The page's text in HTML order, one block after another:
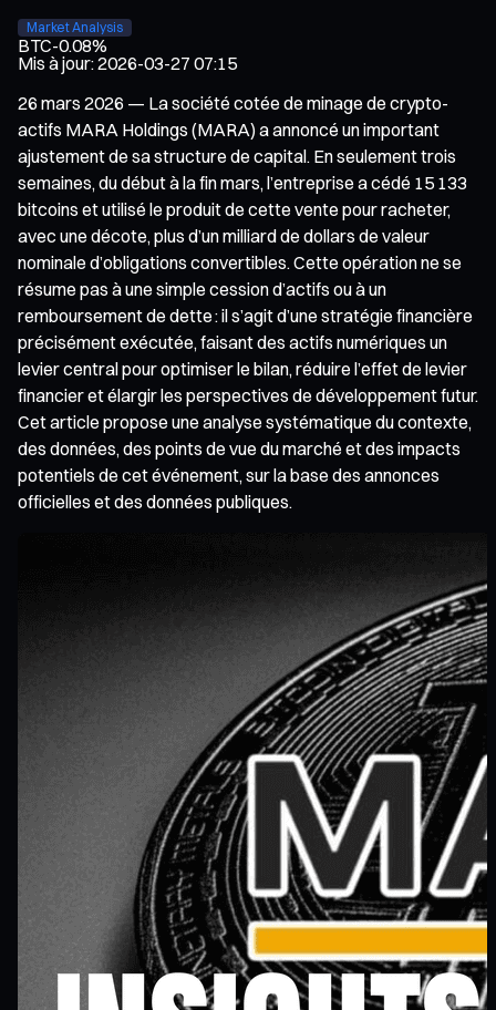
Market Analysis
BTC-0.08%
Mis à jour:2026-03-27 07:15
26 mars 2026 — La société cotée de minage de crypto-
actifs MARA Holdings (MARA) a annoncé un important
ajustement de sa structure de capital. En seulement trois
semaines, du début à la fin mars, l’entreprise a cédé 15 133
bitcoins et utilisé le produit de cette vente pour racheter,
avec une décote, plus d’un milliard de dollars de valeur
nominale d’obligations convertibles. Cette opération ne se
résume pas à une simple cession d’actifs ou à un
remboursement de dette : il s’agit d’une stratégie financière
précisément exécutée, faisant des actifs numériques un
levier central pour optimiser le bilan, réduire l’effet de levier
financier et élargir les perspectives de développement futur.
Cet article propose une analyse systématique du contexte,
des données, des points de vue du marché et des impacts
potentiels de cet événement, sur la base des annonces
officielles et des données publiques.